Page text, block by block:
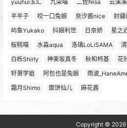
yuuhui玉汇
九柒喵 二佐Nisa 云溪溪
半半子
咬一口兔娘 奈汐酱nice 封疆
屿鱼Yukako
抖娘利世 日奈娇 星之
桜桃喵
水淼aqua 洛璃LoLiSAMA
白栎Shirly
神楽坂真冬 秋和柯基 花
轩萧学姐
阿包也是兔娘 雨波
霜月Shimo
面饼仙儿 麻花酱
Copyright © 2026